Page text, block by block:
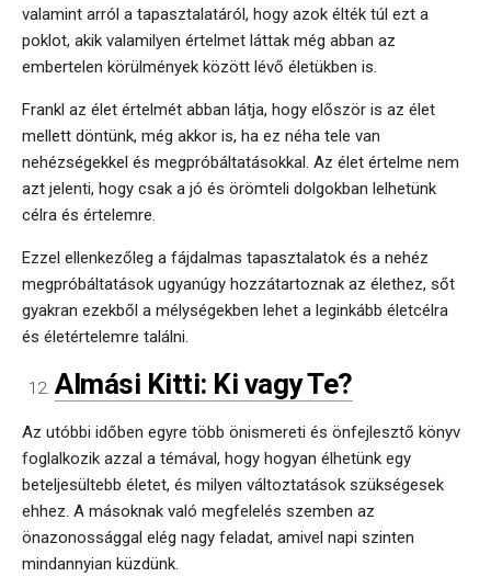
valamint arról a tapasztalatáról, hogy azok élték túl ezt a
poklot, akik valamilyen értelmet láttak még abban az
embertelen körülmények között lévő életükben is.
Frankl az élet értelmét abban látja, hogy először is az élet
mellett döntünk, még akkor is, ha ez néha tele van
nehézségekkel és megpróbáltatásokkal. Az élet értelme nem
azt jelenti, hogy csak a jó és örömteli dolgokban lelhetünk
célra és értelemre.
Ezzel ellenkezőleg a fájdalmas tapasztalatok és a nehéz
megpróbáltatások ugyanúgy hozzátartoznak az élethez, sőt
gyakran ezekből a mélységekben lehet a leginkább életcélra
és életértelemre találni.
Almási Kitti: Ki vagy Te?
Az utóbbi időben egyre több önismereti és önfejlesztő könyv
foglalkozik azzal a témával, hogy hogyan élhetünk egy
beteljesültebb életet, és milyen változtatások szükségesek
ehhez. A másoknak való megfelelés szemben az
önazonossággal elég nagy feladat, amivel napi szinten
mindannyian küzdünk.